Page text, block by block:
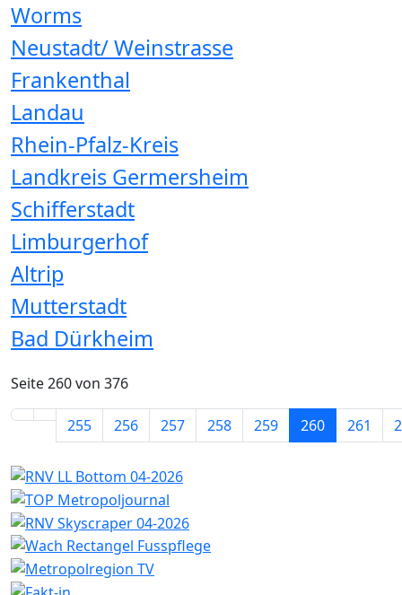
Worms
Neustadt/ Weinstrasse
Frankenthal
Landau
Rhein-Pfalz-Kreis
Landkreis Germersheim
Schifferstadt
Limburgerhof
Altrip
Mutterstadt
Bad Dürkheim
Seite 260 von 376
255 256 257 258 259 260 261